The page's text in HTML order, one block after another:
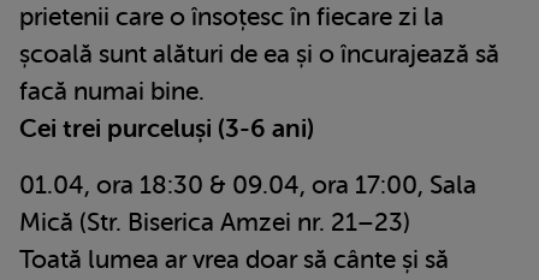
prietenii care o însoțesc în fiecare zi la
școală sunt alături de ea și o încurajează să
facă numai bine.
Cei trei purceluși (3-6 ani)
01.04, ora 18:30 & 09.04, ora 17:00, Sala
Mică (Str. Biserica Amzei nr. 21–23)
Toată lumea ar vrea doar să cânte și să